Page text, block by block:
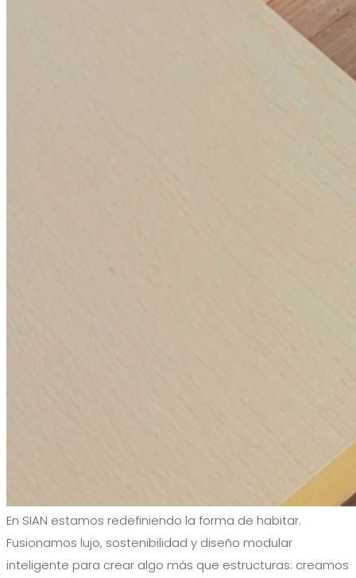
En SIAN estamos redefiniendo la forma de habitar.
Fusionamos lujo, sostenibilidad y diseño modular
inteligente para crear algo más que estructuras: creamos